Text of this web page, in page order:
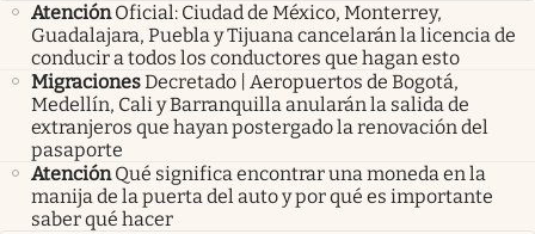
Atención Oficial: Ciudad de México, Monterrey,
Guadalajara, Puebla y Tijuana cancelarán la licencia de
conducir a todos los conductores que hagan esto
MigracionesDecretado | Aeropuertos de Bogotá,
Medellín, Cali y Barranquilla anularán la salida de
extranjeros que hayan postergado la renovación del
pasaporte
Atención Qué significa encontrar una moneda en la
manija de la puerta del auto y por qué es importante
saber qué hacer